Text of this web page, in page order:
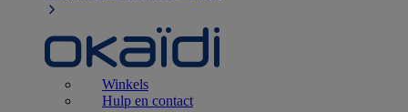
Winkels
Hulp en contact